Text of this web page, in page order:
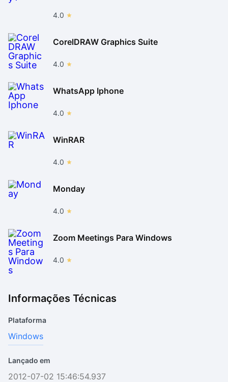
4.0
CorelDRAW Graphics Suite
4.0
WhatsApp Iphone
4.0
WinRAR
4.0
Monday
4.0
Zoom Meetings Para Windows
4.0
Informações Técnicas
Plataforma
Windows
Lançado em
2012-07-02 15:46:54.937